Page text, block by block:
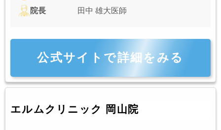
院長
田中 雄大医師
公式サイトで詳細をみる
エルムクリニック 岡山院